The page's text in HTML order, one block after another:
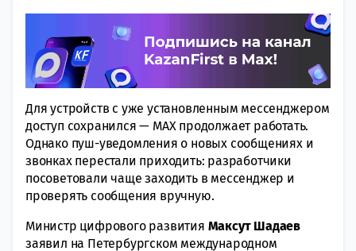
Для устройств с уже установленным мессенджером
доступ сохранился — MAX продолжает работать.
Однако пуш-уведомления о новых сообщениях и
звонках перестали приходить: разработчики
посоветовали чаще заходить в мессенджер и
проверять сообщения вручную.
Министр цифрового развития Максут Шадаев
заявил на Петербургском международном